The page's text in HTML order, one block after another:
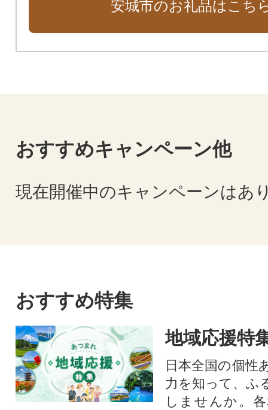
安城市のお礼品はこち
おすすめキャンペーン他
現在開催中のキャンペーンはあ
おすすめ特集
地域応援特
日本全国の個性
力を知って、ふ
しませんか。